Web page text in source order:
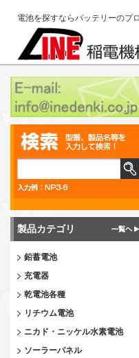
電池を探すならバッテリーのプ
製品カテゴリ
鉛蓄電池
充電器
乾電池各種
リチウム電池
ニカド・ニッケル水素電池
ソーラーパネル